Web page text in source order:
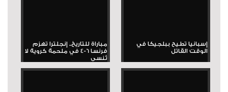
إسبانيا تطيح ببلجيكا في
الوقت القاتل
مباراة للتاريخ.. إنجلترا تهزم
فرنسا 6-4 في ملحمة كروية لا
تُنسى